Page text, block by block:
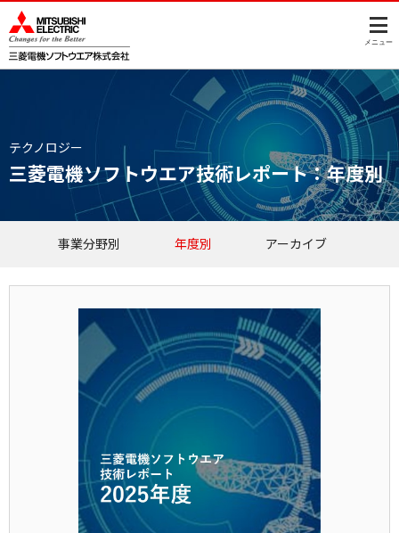
メニュー
テクノロジー
三菱電機ソフトウエア技術レポート：年度別
事業分野別 年度別 アーカイブ